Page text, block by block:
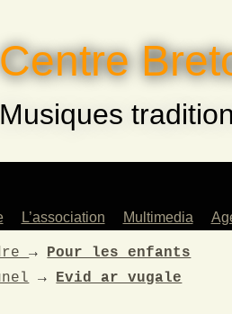
Centre
Musiques
L’association
Multimedia
→ Pour les enfants
→ Evid ar vugale